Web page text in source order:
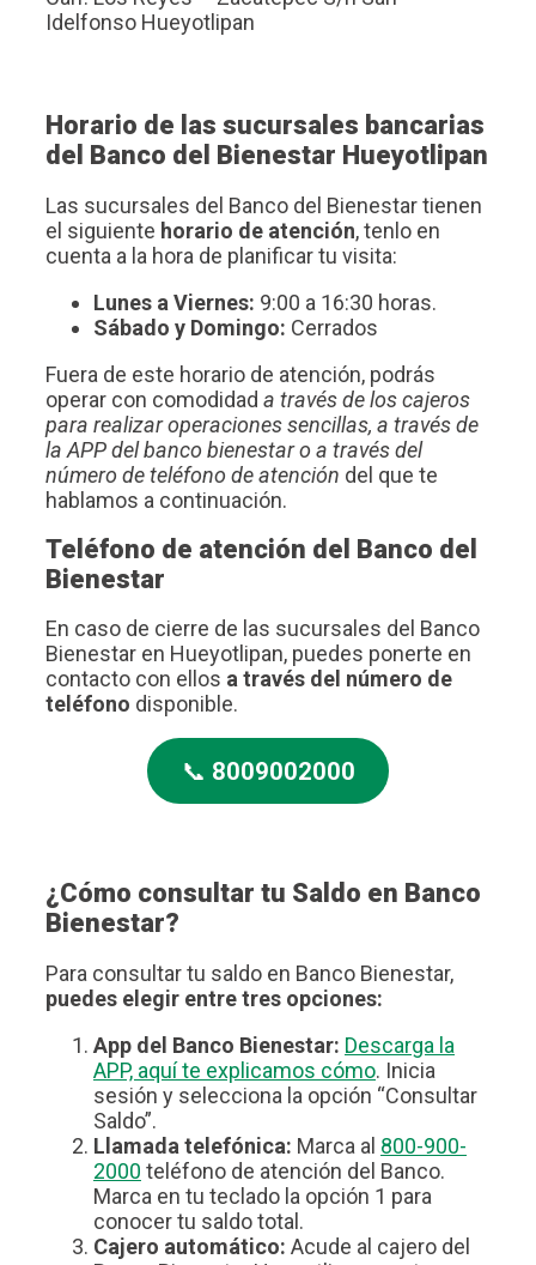
Idelfonso Hueyotlipan
Horario de las sucursales bancarias
del Banco del Bienestar Hueyotlipan
Las sucursales del Banco del Bienestar tienen
el siguiente horario de atención, tenlo en
cuenta a la hora de planificar tu visita:
Lunes a Viernes: 9:00 a 16:30 horas.
Sábado y Domingo: Cerrados
Fuera de este horario de atención, podrás
operar con comodidad a través de los cajeros
para realizar operaciones sencillas, a través de
la APP del banco bienestar o a través del
número de teléfono de atención del que te
hablamos a continuación.
Teléfono de atención del Banco del
Bienestar
En caso de cierre de las sucursales del Banco
Bienestar en Hueyotlipan, puedes ponerte en
contacto con ellos a través del número de
teléfono disponible.
📞 8009002000
¿Cómo consultar tu Saldo en Banco
Bienestar?
Para consultar tu saldo en Banco Bienestar,
puedes elegir entre tres opciones:
App del Banco Bienestar: Descarga la
APP, aquí te explicamos cómo. Inicia
sesión y selecciona la opción “Consultar
Saldo”.
Llamada telefónica: Marca al 800-900-
2000 teléfono de atención del Banco.
Marca en tu teclado la opción 1 para
conocer tu saldo total.
Cajero automático: Acude al cajero del